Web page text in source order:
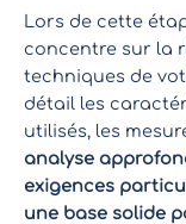
Lors de cette
concentre sur la
techniques de
détail les
utilisés, les
analyse
exigences
une base solide